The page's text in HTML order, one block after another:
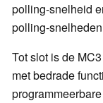
polling-snelheid
polling-
Tot slot is de
met bedrade